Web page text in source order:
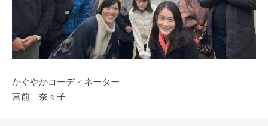
かぐやかコーディネーター
宮前 奈々子